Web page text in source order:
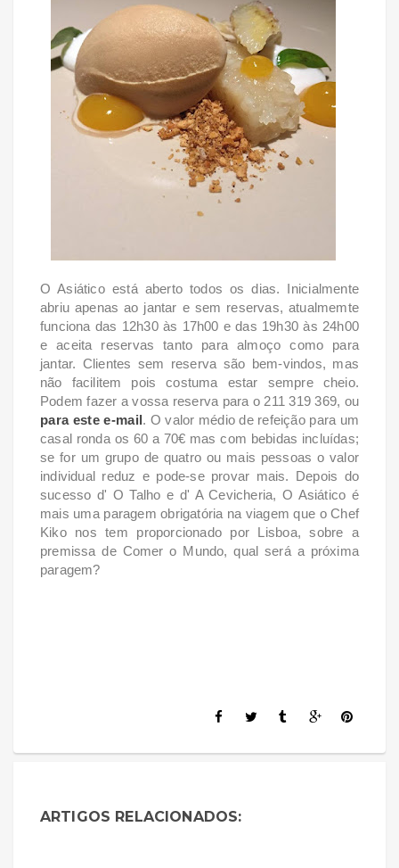
O Asiático está aberto todos os dias. Inicialmente
abriu apenas ao jantar e sem reservas, atualmemte
funciona das 12h30 às 17h00 e das 19h30 às 24h00
e aceita reservas tanto para almoço como para
jantar. Clientes sem reserva são bem-vindos, mas
não facilitem pois costuma estar sempre cheio.
Podem fazer a vossa reserva para o 211 319 369, ou
para este e-mail. O valor médio de refeição para um
casal ronda os 60 a 70€ mas com bebidas incluídas;
se for um grupo de quatro ou mais pessoas o valor
individual reduz e pode-se provar mais. Depois do
sucesso d' O Talho e d' A Cevicheria, O Asiático é
mais uma paragem obrigatória na viagem que o Chef
Kiko nos tem proporcionado por Lisboa, sobre a
premissa de Comer o Mundo, qual será a próxima
paragem?
ARTIGOS RELACIONADOS: